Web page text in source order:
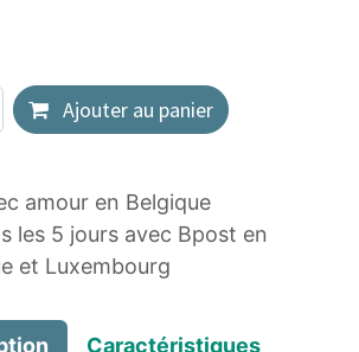
Ajouter au panier
amour en Belgique
les 5 jours avec Bpost en
et Luxembourg
Caractéristiques